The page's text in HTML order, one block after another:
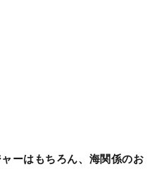
ーはもちろん、海関係のお